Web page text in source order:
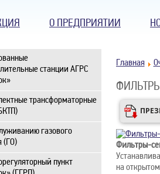
О ПРЕДПРИЯТИИ
станции АГРС
трансформаторные
газового
(ГО)
пункт
Главная
Фильтры-
на